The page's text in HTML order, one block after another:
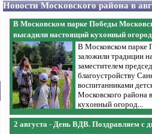
Новости Московского района в
2 августа - День ВДВ. Поздравляем с
В Московском парке Победы
высадили настоящий кухонный огород
В Московском парке
заложили традиции
заместителем
благоустройству
воспитанниками
Московского района
кухонный огород...